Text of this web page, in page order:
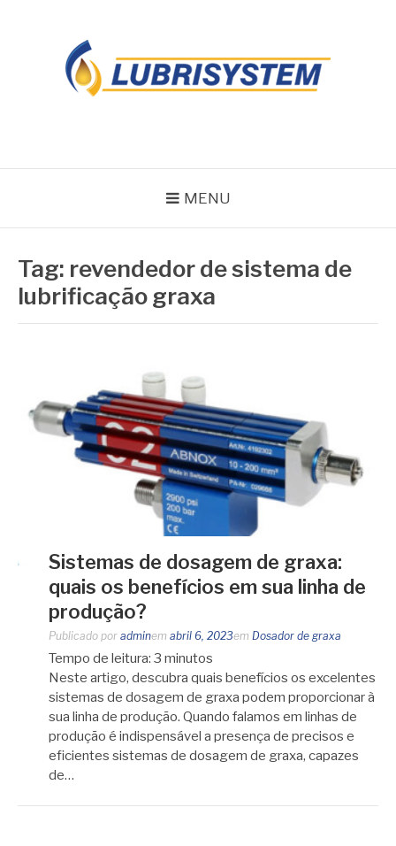
MENU
Tag: revendedor de sistema de
lubrificação graxa
Sistemas de dosagem de graxa:
quais os benefícios em sua linha de
produção?
Publicado por adminem abril 6, 2023em Dosador de graxa
Tempo de leitura: 3 minutos
Neste artigo, descubra quais benefícios os excelentes
sistemas de dosagem de graxa podem proporcionar à
sua linha de produção. Quando falamos em linhas de
produção é indispensável a presença de precisos e
eficientes sistemas de dosagem de graxa, capazes
de…